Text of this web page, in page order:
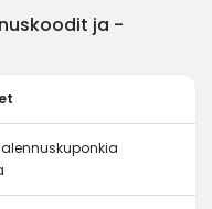
ja -